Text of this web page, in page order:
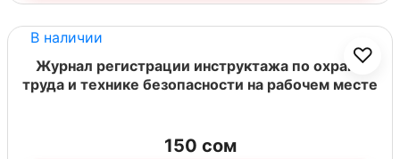
В наличии
♡
Журнал регистрации инструктажа по охране
труда и технике безопасности на рабочем месте
150 сом